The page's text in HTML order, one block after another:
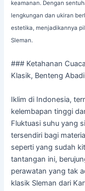
keamanan. Dengan
lengkungan dan ukiran
estetika, menjadikannya
Sleman.
### Ketahanan
Klasik, Benteng
Iklim di Indonesia,
kelembapan tinggi
Fluktuasi suhu yang
tersendiri bagi
seperti yang sudah
tantangan ini,
perawatan yang tak
klasik Sleman dari